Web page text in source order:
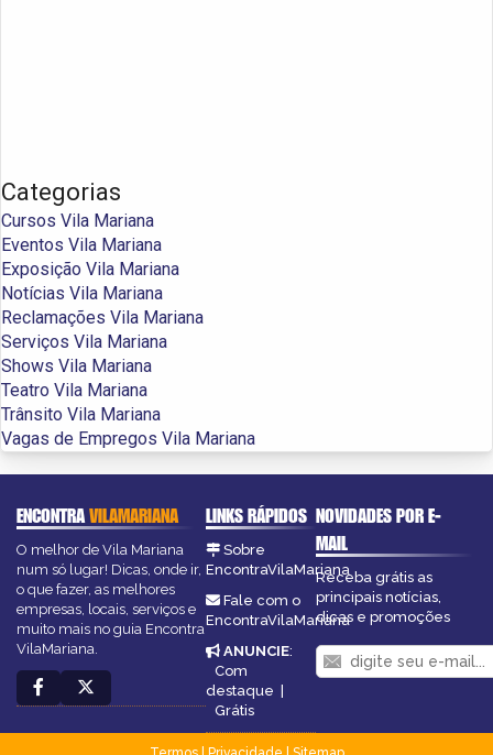
Categorias
Cursos Vila Mariana
Eventos Vila Mariana
Exposição Vila Mariana
Notícias Vila Mariana
Reclamações Vila Mariana
Serviços Vila Mariana
Shows Vila Mariana
Teatro Vila Mariana
Trânsito Vila Mariana
Vagas de Empregos Vila Mariana
ENCONTRAVILAMARIANA
O melhor de Vila Mariana
num só lugar! Dicas, onde ir,
o que fazer, as melhores
empresas, locais, serviços e
muito mais no guia Encontra
VilaMariana.
LINKS RÁPIDOS
Sobre
EncontraVilaMariana
Fale com o
EncontraVilaMariana
ANUNCIE:
Com
destaque |
Grátis
NOVIDADES POR E-
MAIL
Receba grátis as
principais notícias,
dicas e promoções